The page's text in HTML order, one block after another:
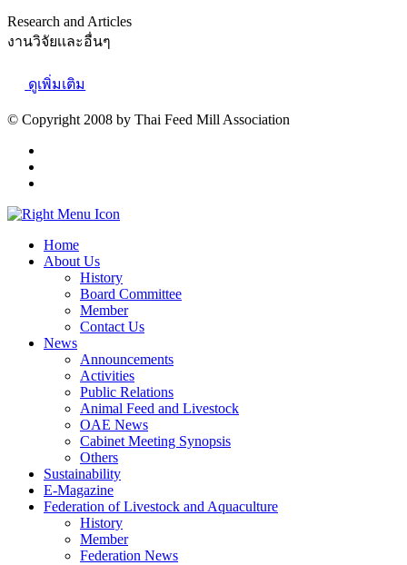
Research and Articles
งานวิจัยเเละอื่นๆ
ดูเพิ่มเติม
© Copyright 2008 by Thai Feed Mill Association
Home
About Us
History
Board Committee
Member
Contact Us
News
Announcements
Activities
Public Relations
Animal Feed and Livestock
OAE News
Cabinet Meeting Synopsis
Others
Sustainability
E-Magazine
Federation of Livestock and Aquaculture
History
Member
Federation News